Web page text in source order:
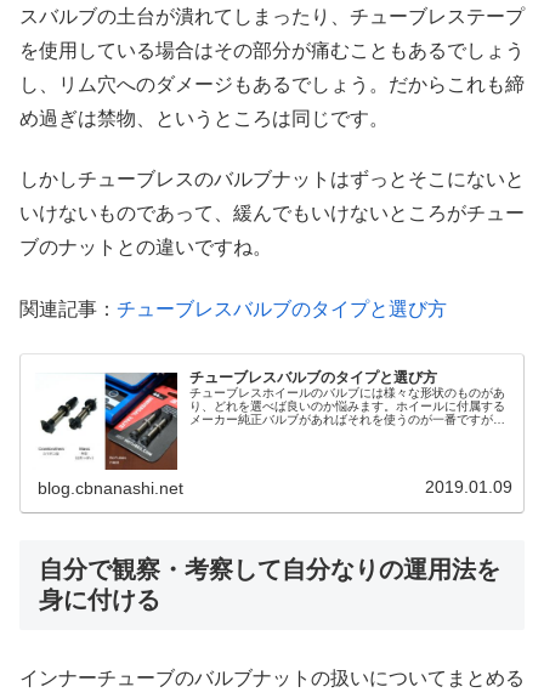
スバルブの土台が潰れてしまったり、チューブレステープ
を使用している場合はその部分が痛むこともあるでしょう
し、リム穴へのダメージもあるでしょう。だからこれも締
め過ぎは禁物、というところは同じです。
しかしチューブレスのバルブナットはずっとそこにないと
いけないものであって、緩んでもいけないところがチュー
ブのナットとの違いですね。
関連記事： チューブレスバルブのタイプと選び方
チューブレスバルブのタイプと選び方
チューブレスホイールのバルブには様々な形状のものがあ
り、どれを選べば良いのか悩みます。ホイールに付属する
メーカー純正バルブがあればそれを使うのが一番ですが、
blog.cbnanashi.net 2019.01.09
自分で観察・考察して自分なりの運用法を
身に付ける
インナーチューブのバルブナットの扱いについてまとめる